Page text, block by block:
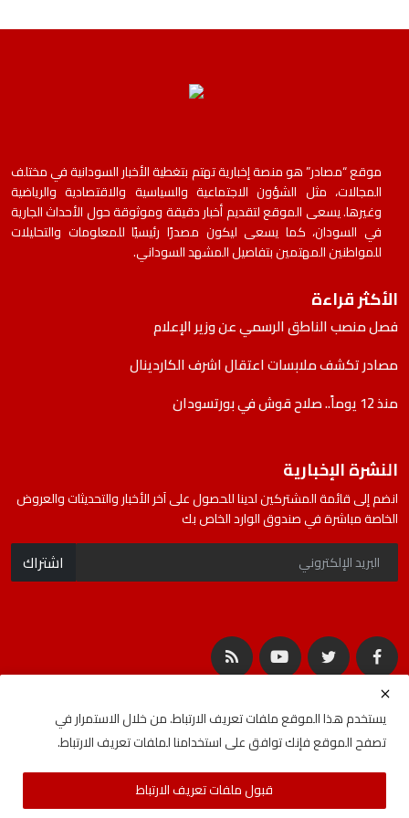
موقع “مصادر” هو منصة إخبارية تهتم بتغطية الأخبار السودانية في مختلف
المجالات، مثل الشؤون الاجتماعية والسياسية والاقتصادية والرياضية
وغيرها. يسعى الموقع لتقديم أخبار دقيقة وموثوقة حول الأحداث الجارية
في السودان، كما يسعى ليكون مصدرًا رئيسيًا للمعلومات والتحليلات
للمواطنين المهتمين بتفاصيل المشهد السوداني.
الأكثر قراءة
فصل منصب الناطق الرسمي عن وزير الإعلام
مصادر تكشف ملابسات اعتقال اشرف الكاردينال
منذ 12 يوماً.. صلاح قوش في بورتسودان
النشرة الإخبارية
انضم إلى قائمة المشتركين لدينا للحصول على آخر الأخبار والتحديثات والعروض
الخاصة مباشرة في صندوق الوارد الخاص بك
اشتراك
يستخدم هذا الموقع ملفات تعريف الارتباط. من خلال الاستمرار في
تصفح الموقع فإنك توافق على استخدامنا لملفات تعريف الارتباط.
قبول ملفات تعريف الارتباط